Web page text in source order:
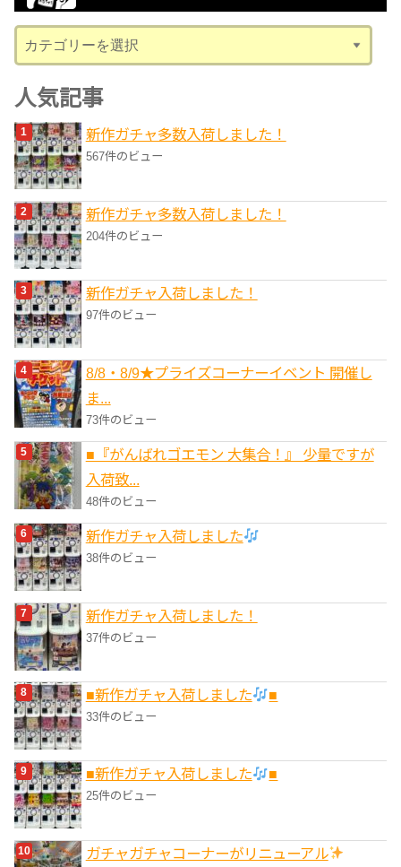
ブ
テ
ゴ
リ
ー
人気記事
新作ガチャ多数入荷しました！
567件のビュー
新作ガチャ多数入荷しました！
204件のビュー
新作ガチャ入荷しました！
97件のビュー
8/8・8/9★プライズコーナーイベント 開催し
ま...
73件のビュー
■『がんばれゴエモン 大集合！』 少量ですが
入荷致...
48件のビュー
新作ガチャ入荷しました
38件のビュー
新作ガチャ入荷しました！
37件のビュー
■新作ガチャ入荷しました ■
33件のビュー
■新作ガチャ入荷しました ■
25件のビュー
ガチャガチャコーナーがリニューアル